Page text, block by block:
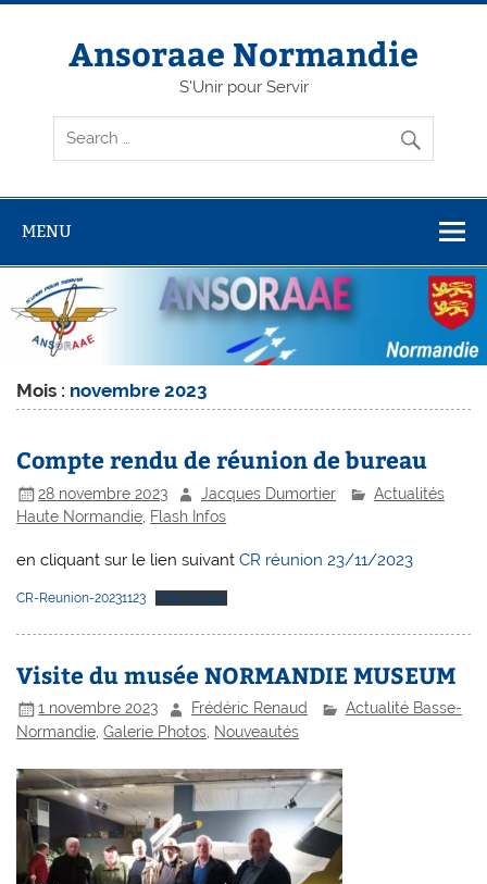
Skip
Ansoraae Normandie
S'Unir pour Servir
MENU
Mois : novembre 2023
Compte rendu de réunion de bureau
28 novembre 2023 Jacques Dumortier
Actualités
Haute Normandie Flash Infos
en cliquant sur le lien suivantCR réunion 23/11/2023
CR-Reunion-20231123 Télécharger
Visite du musée NORMANDIE MUSEUM
1 novembre 2023 Frédéric Renaud
Actualité Basse-
Normandie ,Galerie Photos Nouveautés